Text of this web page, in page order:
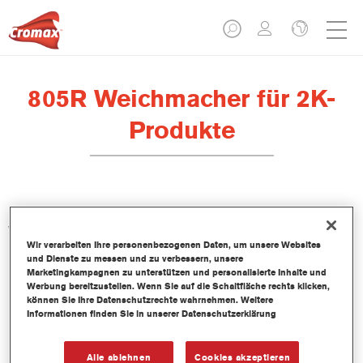
805R Weichmacher für 2K-
Produkte
Verwendung mit folgenden Produkten entwickelt: Füller: VR-
1140, 1051R/1057R, LE Grundierfüller plus, LE Nass-in-Nass-
Füller plus, PS1061/PS1064/PS1067. Imron Fleet Line Füller:
P702/P706. Decklacke: Centari 5035. Imron Fleet Line
Decklacke: Imron Elite und Imron Elite HDC. Klarlacke: VR-
1120, 3550S, 3750S, 3760S, 3800S, CC6400 und CC6600.
Imron Fleet Line Klarlacke: EL500.
Wir verarbeiten Ihre personenbezogenen Daten, um unsere Websites
und Dienste zu messen und zu verbessern, unsere
Marketingkampagnen zu unterstützen und personalisierte Inhalte und
Werbung bereitzustellen. Wenn Sie auf die Schaltfläche rechts klicken,
können Sie Ihre Datenschutzrechte wahrnehmen. Weitere
Informationen finden Sie in unserer Datenschutzerklärung
Alle ablehnen Cookies akzeptieren